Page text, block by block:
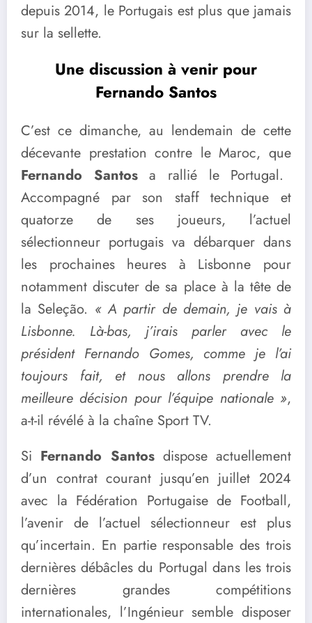
depuis 2014, le Portugais est plus que jamais
sur la sellette.
Une discussion à venir pour
Fernando Santos
C’est ce dimanche, au lendemain de cette
décevante prestation contre le Maroc, que
Fernando Santosa rallié le Portugal.
Accompagné par son staff technique et
quatorze de ses joueurs, l’actuel
sélectionneur portugais va débarquer dans
les prochaines heures à Lisbonne pour
notamment discuter de sa place à la tête de
la Seleção. « A partir de demain, je vais à
Lisbonne. Là-bas, j’irais parler avec le
président Fernando Gomes, comme je l’ai
toujours fait, et nous allons prendre la
meilleure décision pour l’équipe nationale »,
a-t-il révélé à la chaîne Sport TV.
Si Fernando Santosdispose actuellement
d’un contrat courant jusqu’en juillet 2024
avec la Fédération Portugaise de Football,
l’avenir de l’actuel sélectionneur est plus
qu’incertain. En partie responsable des trois
dernières débâcles du Portugal dans les trois
dernières grandes compétitions
internationales, l’Ingénieur semble disposer